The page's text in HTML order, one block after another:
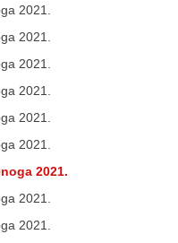
2021.
2021.
2021.
2021.
2021.
2021.
2021.
2021.
2021.